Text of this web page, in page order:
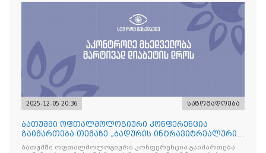
2025-12-05 20:36 საზოგადოება
ბათუმში ოფთალმოლოგიური კონფერენცია
გაიმართება თემაზე „ბადურის ინტრავიტრეალური
მკურნალობის ოპტიმიზაცი
ბათუმში ოფთალმოლოგიური კონფერენცია გაიმართება